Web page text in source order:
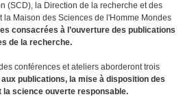
(SCD), la Direction de la recherche et des
la Maison des Sciences de l'Homme Mondes
consacrées à l’ouverture des publications
de la recherche.
conférences et ateliers aborderont trois
publications, la mise à disposition des
la science ouverte responsable.